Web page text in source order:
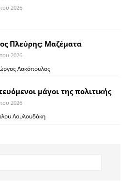
2026
Πλεύρης: Μαζέματα
2026
Λακόπουλος
μάγοι της πολιτικής
2026
Λουλουδάκη